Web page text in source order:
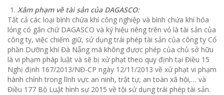
Xâm phạm về tài sản của DAGASCO:
Tất cả các loại bình chứa khí công nghiệp và bình chứa khí hóa
lỏng có gắn chữ DAGASCO và ký hiệu riêng trên vỏ là tài sản của
công ty, việc chiếm giữ, sử dụng trái phép tài sản của công ty Cổ
phần Dưỡng khí Đà Nẵng mà không được phép của chủ sở hữu
là vi phạm pháp luật và sẽ bị xử phạt theo quy định tại Điều 15
Nghị định 167/2013/NĐ-CP ngày 12/11/2013 về xử phạt vi phạm
hành chính trong lĩnh vực an ninh, trật tự, an toàn xã hội,… và
Điều 177 Bộ Luật hình sự 2015 về tội sử dụng trái phép tài sản.